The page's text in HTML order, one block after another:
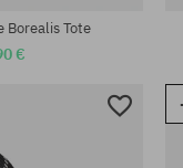
Borealis Tote
€